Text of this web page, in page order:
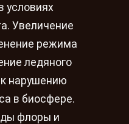
условиях
Увеличение
режима
ледяного
нарушению
в биосфере.
флоры и